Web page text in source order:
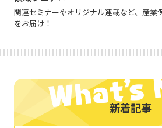
関連セミナーやオリジナル連載など、産業
をお届け！
新着記事